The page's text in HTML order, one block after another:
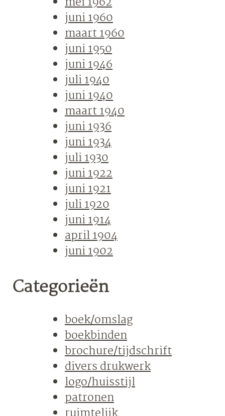
juni 1960
maart 1960
juni 1950
juni 1946
juli 1940
juni 1940
maart 1940
juni 1936
juni 1934
juli 1930
juni 1922
juni 1921
juli 1920
juni 1914
april 1904
juni 1902
Categorieën
boek/omslag
boekbinden
brochure/tijdschrift
divers drukwerk
logo/huisstijl
patronen